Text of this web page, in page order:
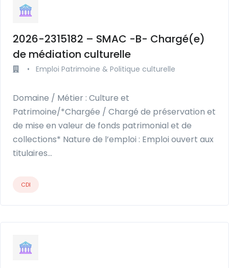
2026-2315182 – SMAC -B- Chargé(e)
de médiation culturelle
• Emploi Patrimoine & Politique culturelle
Domaine / Métier : Culture et
Patrimoine/*Chargée / Chargé de préservation et
de mise en valeur de fonds patrimonial et de
collections* Nature de l’emploi : Emploi ouvert aux
titulaires…
CDI